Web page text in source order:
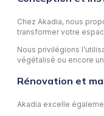
Chez Akadia, nous
transformer votre
Nous privilégions
végétalisé ou encore
Rénovation et
Akadia excelle